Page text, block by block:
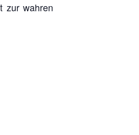
zur wahren